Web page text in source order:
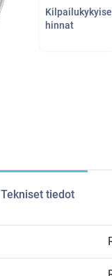
hinnat
Tekniset tiedot